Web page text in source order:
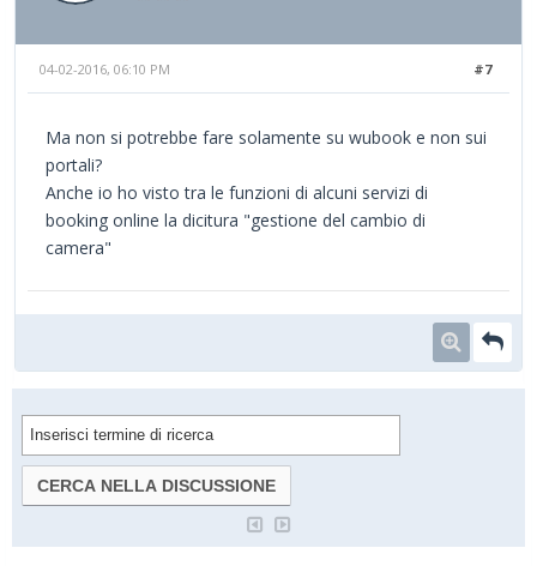
#7
04-02-2016, 06:10 PM
Ma non si potrebbe fare solamente su wubook e non sui
portali?
Anche io ho visto tra le funzioni di alcuni servizi di
booking online la dicitura "gestione del cambio di
camera"